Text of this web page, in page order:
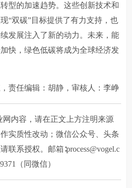
型的加速趋势。这些创新技术和
“双碳”目标提供了有力支持，也
发展注入了新的动力。未来，能
快，绿色低碳将成为全球经济发
责任编辑：胡静，审核人：李峥
网内容，请在正文上方注明来源
实质性改动；微信公众号、头条
联系授权。邮箱∶process@vogel.c
（同微信）